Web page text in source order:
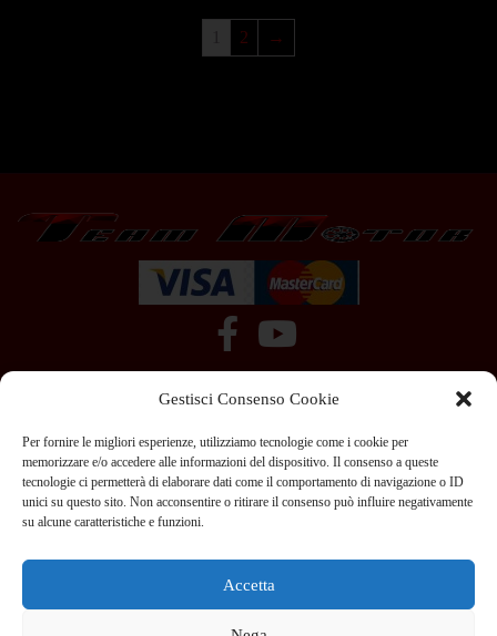
Gestisci Consenso Cookie
Per fornire le migliori esperienze, utilizziamo tecnologie come i cookie per
memorizzare e/o accedere alle informazioni del dispositivo. Il consenso a queste
tecnologie ci permetterà di elaborare dati come il comportamento di navigazione o ID
unici su questo sito. Non acconsentire o ritirare il consenso può influire negativamente
su alcune caratteristiche e funzioni.
Accetta
2 →
+39 351 970 89 33
info@teammotor.it